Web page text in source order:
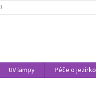
ÚDAJŮ
UV lampy Péče o jezírko